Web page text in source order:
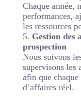
Chaque année,
performances,
les ressources
5. Gestion des
prospection
Nous suivons
supervisons les
afin que
d’affaires réel.